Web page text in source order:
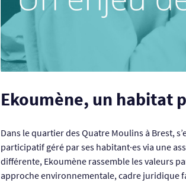
Ekoumène, un habitat
Dans le quartier des Quatre Moulins à Brest,
participatif géré par ses habitant·es via une
différente, Ekoumène rassemble les valeurs
approche environnementale, cadre juridique